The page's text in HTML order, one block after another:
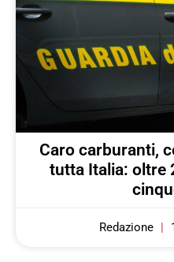
Caro carburanti,
tutta Italia: oltre
Redazione